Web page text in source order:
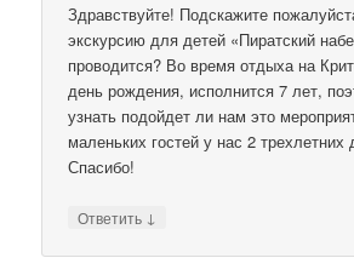
Здравствуйте! Подскажите
экскурсию для детей «Пиратский
проводится? Во время отдыха на
день рождения, исполнится 7 лет,
узнать подойдет ли нам это
маленьких гостей у нас 2 трехлетних
Спасибо!
Ответить ↓